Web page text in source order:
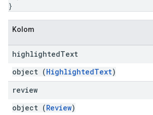
}
Kolom
highlightedText
object (HighlightedText)
review
object (Review)